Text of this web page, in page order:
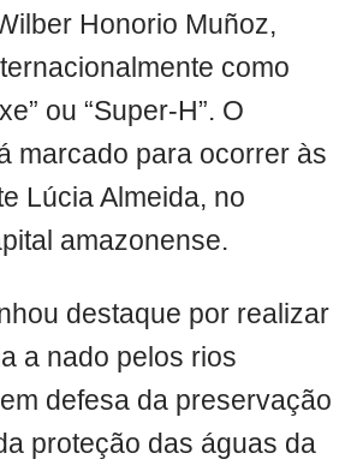
Honorio Muñoz,
como
ou “Super-H”. O
marcado para ocorrer às
Lúcia Almeida, no
amazonense.
destaque por realizar
a nado pelos rios
defesa da preservação
proteção das águas da